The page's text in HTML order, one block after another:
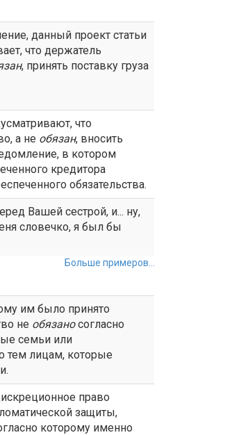
данный проект статьи
что держатель
, принять поставку груза
что
а не обязан, вносить
в котором
кредитора
обязательства.
Вашей сестрой, и... ну,
словечко, я был бы
Больше примеров...
им было принято
не обязаносогласно
семьи или
тем лицам, которые
право
защиты,
которому именно